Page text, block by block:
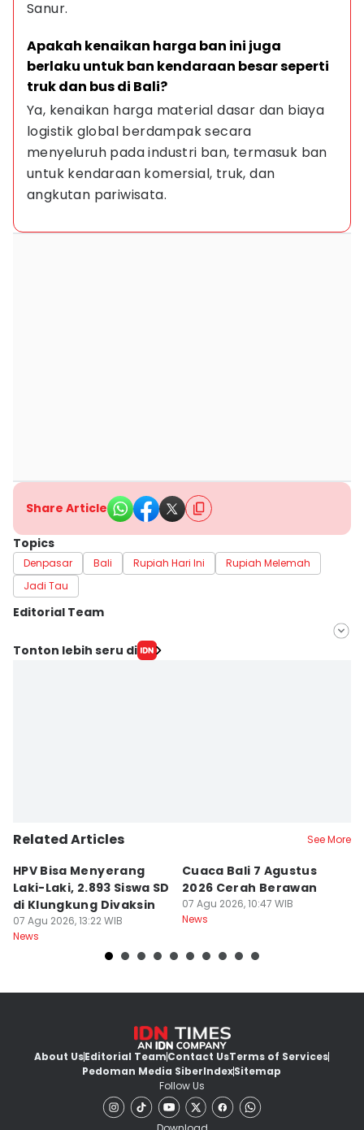
Sanur.
Apakah kenaikan harga ban ini juga
berlaku untuk ban kendaraan besar seperti
truk dan bus di Bali?
Ya, kenaikan harga material dasar dan biaya
logistik global berdampak secara
menyeluruh pada industri ban, termasuk ban
untuk kendaraan komersial, truk, dan
angkutan pariwisata.
Share Article
Topics
Denpasar Bali Rupiah Hari Ini
Rupiah Melemah
Jadi Tau
Editorial Team
Editor
Tonton lebih seru di
Related Articles See More
HPV Bisa Menyerang
Laki-Laki, 2.893 Siswa SD
di Klungkung Divaksin
07 Agu 2026, 13:22 WIB
News
Cuaca Bali 7 Agustus
2026 Cerah Berawan
07 Agu 2026, 10:47 WIB
News
About UsEditorial TeamContact UsTerms of Services
Pedoman Media SiberIndexSitemap
Follow Us